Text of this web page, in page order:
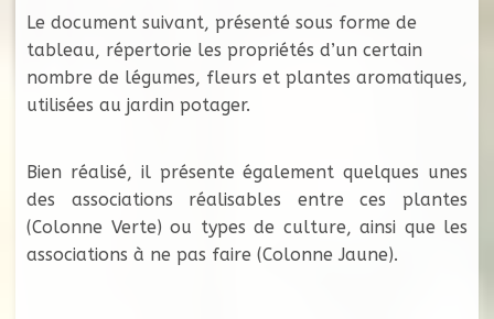
Le document suivant, présenté sous forme de
tableau, répertorie les propriétés d’un certain
nombre de légumes, fleurs et plantes aromatiques,
utilisées au jardin potager.
Bien réalisé, il présente également quelques unes
des associations réalisables entre ces plantes
(Colonne Verte) ou types de culture, ainsi que les
associations à ne pas faire (Colonne Jaune).